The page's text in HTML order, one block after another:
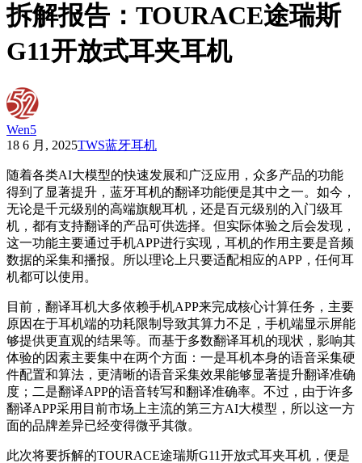
拆解报告：TOURACE途瑞斯
G11开放式耳夹耳机
Wen5
18 6 月, 2025TWS蓝牙耳机
随着各类AI大模型的快速发展和广泛应用，众多产品的功能
得到了显著提升，蓝牙耳机的翻译功能便是其中之一。如今，
无论是千元级别的高端旗舰耳机，还是百元级别的入门级耳
机，都有支持翻译的产品可供选择。但实际体验之后会发现，
这一功能主要通过手机APP进行实现，耳机的作用主要是音频
数据的采集和播报。所以理论上只要适配相应的APP，任何耳
机都可以使用。
目前，翻译耳机大多依赖手机APP来完成核心计算任务，主要
原因在于耳机端的功耗限制导致其算力不足，手机端显示屏能
够提供更直观的结果等。而基于多数翻译耳机的现状，影响其
体验的因素主要集中在两个方面：一是耳机本身的语音采集硬
件配置和算法，更清晰的语音采集效果能够显著提升翻译准确
度；二是翻译APP的语音转写和翻译准确率。不过，由于许多
翻译APP采用目前市场上主流的第三方AI大模型，所以这一方
面的品牌差异已经变得微乎其微。
此次将要拆解的TOURACE途瑞斯G11开放式耳夹耳机，便是